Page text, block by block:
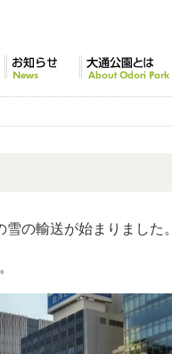
の輸送が始まりました。